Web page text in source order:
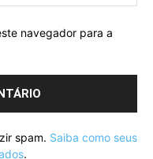
navegador para a
spam. Saiba como seus
.